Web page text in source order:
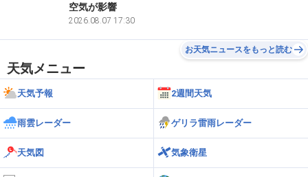
空気が影響
2026.08.07 17:30
お天気ニュースをもっと読む
天気メニュー
天気予報 2週間天気
雨雲レーダー ゲリラ雷雨レーダー
天気図 気象衛星